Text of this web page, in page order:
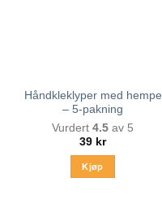
Håndkleklyper med hempe
– 5-pakning
Vurdert 4.5 av 5
39 kr
Kjøp